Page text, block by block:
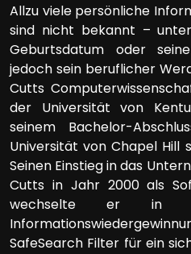
Allzu viele persönliche
sind nicht bekannt –
Geburtsdatum oder
jedoch sein beruflicher
Cutts
der Universität von
seinem Bachelor-
Universität von Chapel Hill
Seinen Einstieg in das
Cutts in Jahr 2000 als
wechselte er in
SafeSearch Filter für ein